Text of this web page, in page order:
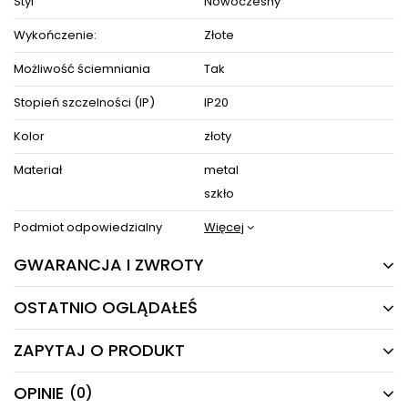
Zestaw zawiera instrukcję obsługi oraz elementy niezbędne do
złożenia sprzętu.
ZOBACZ PODOBNE PRODUKTY W KATEGORIACH
Wykończenie:
Złote
Możliwość ściemniania
Tak
Stopień szczelności (IP)
IP20
Kolor
złoty
Materiał
metal
szkło
Podmiot odpowiedzialny
Więcej
GWARANCJA I ZWROTY
24 MIESIĄCE
Producent gwarantuje naprawę lub wymianę sprzętu
do 24 miesięcy od daty zakupu. Skontaktuj się ze
sklepem za pośrednictwem formularza reklamacji
aby zamówić kuriera który odbierze sprzęt z Twojego
OSTATNIO OGLĄDAŁEŚ
PRODUKTY Z TEJ SERII
ZAPYTAJ O PRODUKT
Masz pytania odnośnie produktu, oferty lub współpracy z
OPINIE (0)